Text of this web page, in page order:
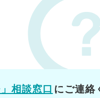
相談窓口 にご連絡